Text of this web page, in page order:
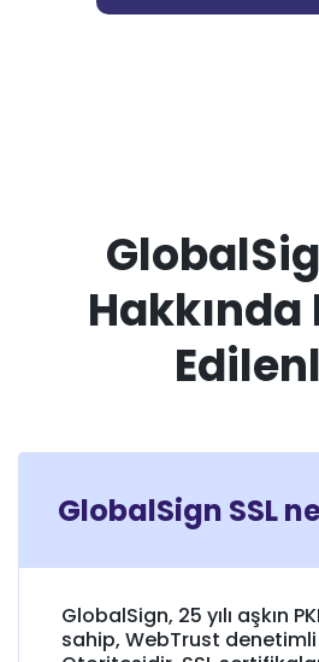
GlobalSign SSL
GlobalSign, 25 yılı aşkın
sahip, WebTrust